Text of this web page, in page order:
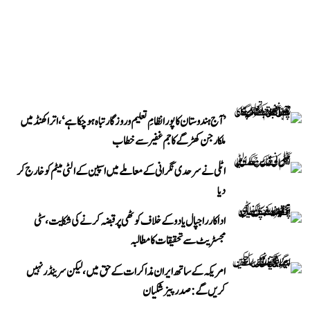
’آج ہندوستان کا پورا نظامِ تعلیم و روزگار تباہ ہو چکا ہے‘، اتراکھنڈ میں
ملکارجن کھڑگے کا جم غفیر سے خطاب
اٹلی نے سرحدی نگرانی کے معاملے میں اسپین کے الٹی میٹم کو خارج کر
دیا
اداکار راجپال یادو کے خلاف کوٹھی پر قبضہ کرنے کی شکایت، سٹی
مجسٹریٹ سے تحقیقات کا مطالبہ
امریکہ کے ساتھ ایران مذاکرات کے حق میں، لیکن سرینڈر نہیں
کریں گے: صدر پیزشکیان